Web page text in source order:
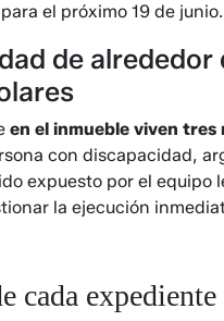
el próximo 19 de junio.
de alrededor
en el inmueble viven tres
con discapacidad,
expuesto por el equipo
la ejecución
cada